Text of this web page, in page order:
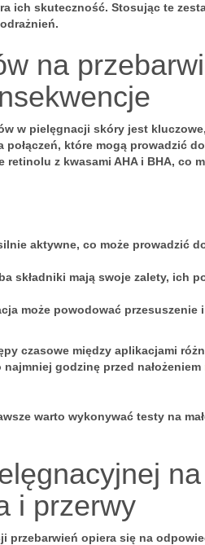
ich skuteczność. Stosując te
na
w pielęgnacji skóry jest
które mogą prowadzić
retinolu z kwasami AHA i BHA,
aktywne, co może prowadzić
składniki mają swoje zalety, ich
może powodować przesuszenie
czasowe między aplikacjami
godzinę przed nałożeniem
warto wykonywać testy na
i przerwy
przebarwień opiera się na